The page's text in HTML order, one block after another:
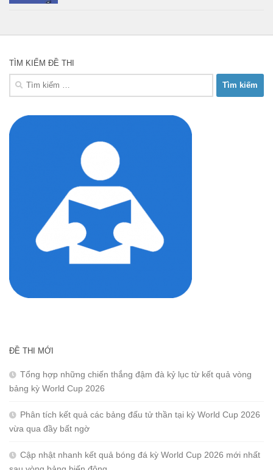
TÌM KIẾM ĐỀ THI
Tìm
ĐỀ THI MỚI
Tổng hợp những chiến thắng đậm đà kỷ lục từ kết quả vòng
bảng kỳ World Cup 2026
Phân tích kết quả các bảng đấu tử thần tại kỳ World Cup 2026
vừa qua đầy bất ngờ
Cập nhật nhanh kết quả bóng đá kỳ World Cup 2026 mới nhất